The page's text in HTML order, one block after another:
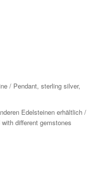
/ Pendant, sterling silver,
Edelsteinen erhältlich /
different gemstones